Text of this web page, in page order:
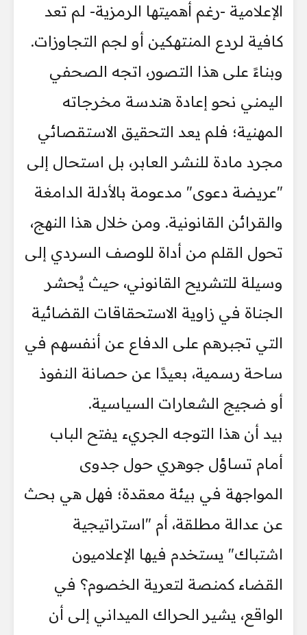
الإعلامية -رغم أهميتها الرمزية- لم تعد
كافية لردع المنتهكين أو لجم التجاوزات.
وبناءً على هذا التصور، اتجه الصحفي
اليمني نحو إعادة هندسة مخرجاته
المهنية؛ فلم يعد التحقيق الاستقصائي
مجرد مادة للنشر العابر، بل استحال إلى
"عريضة دعوى" مدعومة بالأدلة الدامغة
والقرائن القانونية. ومن خلال هذا النهج،
تحول القلم من أداة للوصف السردي إلى
وسيلة للتشريح القانوني، حيث يُحشر
الجناة في زاوية الاستحقاقات القضائية
التي تجبرهم على الدفاع عن أنفسهم في
ساحة رسمية، بعيدًا عن حصانة النفوذ
أو ضجيج الشعارات السياسية.
بيد أن هذا التوجه الجريء يفتح الباب
أمام تساؤل جوهري حول جدوى
المواجهة في بيئة معقدة؛ فهل هي بحث
عن عدالة مطلقة، أم "استراتيجية
اشتباك" يستخدم فيها الإعلاميون
القضاء كمنصة لتعرية الخصوم؟ في
الواقع، يشير الحراك الميداني إلى أن